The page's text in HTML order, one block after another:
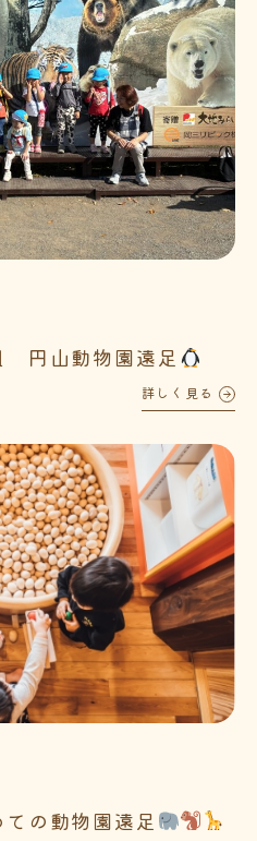
円山動物園遠足
詳しく見る
の動物園遠足